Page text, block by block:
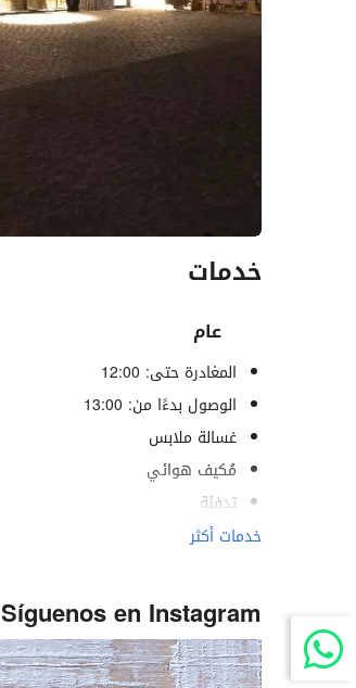
خدمات
عام
المغادرة حتى: 12:00
الوصول بدءًا من: 13:00
غسالة ملابس
مُكيف هوائي
تدفئة
مصعد
غرف لغير المدخنين
ممنوع التدخين في كل الأماكن
غرف عازلة للصوت
خدمات أكثر
Síguenos en Instagram